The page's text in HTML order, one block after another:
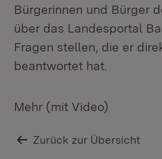
Bürgerinnen und Bürger
über das Landesportal
Fragen stellen, die er
beantwortet hat.
Mehr (mit Video)
Zurück zur Übersicht